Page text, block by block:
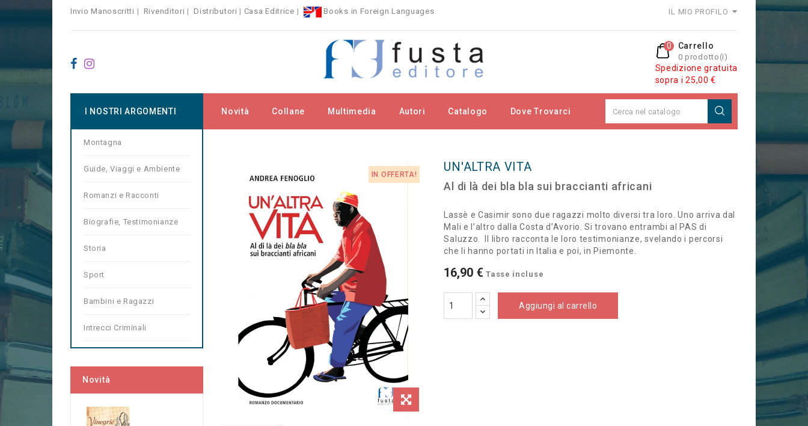
Invio Manoscritti | Rivenditori | Distributori | Casa Editrice | Books in Foreign Languages IL MIO PROFILO
Carrello
0 prodotto(i)
0
Spedizione gratuita
sopra i 25,00 €
Novità Collane Multimedia Autori Catalogo Dove Trovarci
I NOSTRI ARGOMENTI
Montagna
Guide, Viaggi e Ambiente
Romanzi e Racconti
Biografie, Testimonianze
Storia
Sport
Bambini e Ragazzi
Intrecci Criminali
Novità
IN OFFERTA!
UN'ALTRA VITA
Al di là dei bla bla sui braccianti africani
Lassè e Casimir sono due ragazzi molto diversi tra loro. Uno arriva dal
Mali e l’altro dalla Costa d’Avorio. Si trovano entrambi al PAS di
Saluzzo.
Il libro racconta le loro testimonianze, svelando i percorsi
che li hanno portati in Italia e poi, in Piemonte.
16,90 € Tasse incluse
Aggiungi al carrello